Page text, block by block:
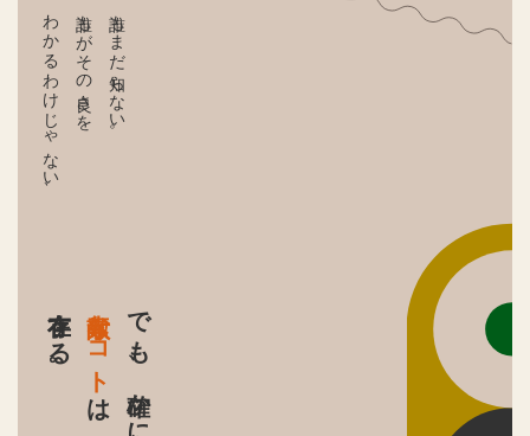
誰もまだ知らない。
誰もがその良さを
わかるわけじゃない、
でも、確かに
素敵なコト
は
存在する。